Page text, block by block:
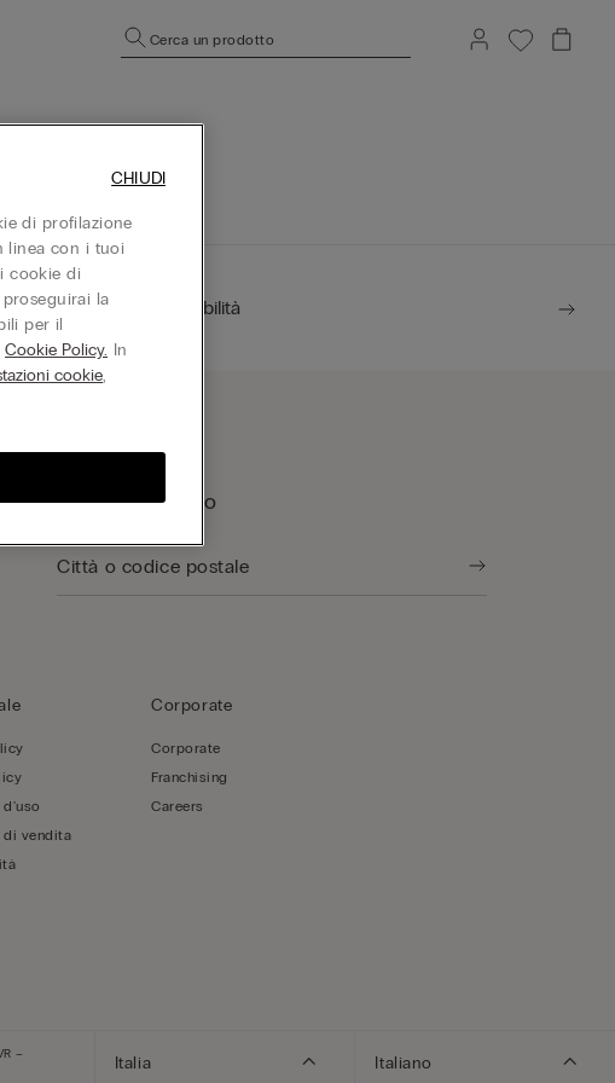
Cerca un prodotto
Sostenibilità
Trova un negozio
di vendita
Corporate
Corporate
Franchising
Careers
–
Italia Italiano
di profilazione
linea con i tuoi
cookie di
la
per il
Cookie Policy. In
cookie,
CHIUDI